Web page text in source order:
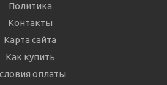
Политика
Контакты
Карта сайта
Как купить
оплаты